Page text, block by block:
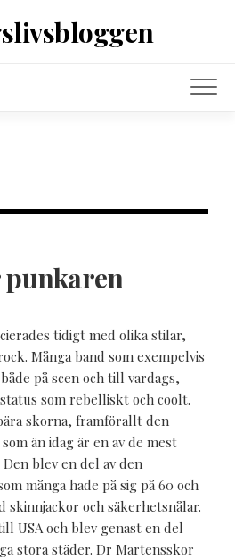
tidigt med olika stilar,
Många band som exempelvis
på scen och till vardags,
som rebelliskt och coolt.
skorna, framförallt den
än idag är en av de mest
blev en del av den
många hade på sig på 60 och
och säkerhetsnålar.
USA och blev genast en del
stora städer. Dr Martensskor